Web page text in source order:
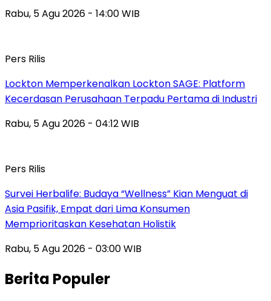
Rabu, 5 Agu 2026 - 14:00 WIB
Pers Rilis
Lockton Memperkenalkan Lockton SAGE: Platform
Kecerdasan Perusahaan Terpadu Pertama di Industri
Rabu, 5 Agu 2026 - 04:12 WIB
Pers Rilis
Survei Herbalife: Budaya “Wellness” Kian Menguat di
Asia Pasifik, Empat dari Lima Konsumen
Memprioritaskan Kesehatan Holistik
Rabu, 5 Agu 2026 - 03:00 WIB
Berita Populer